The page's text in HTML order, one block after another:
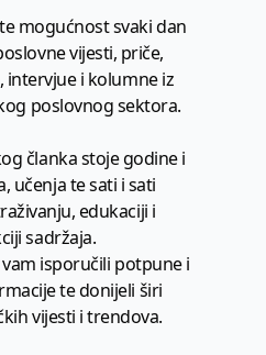
mogućnost svaki dan
vijesti, priče,
intervjue i kolumne iz
poslovnog sektora.
članka stoje godine i
učenja te sati i sati
edukaciji i
sadržaja.
isporučili potpune i
te donijeli širi
vijesti i trendova.